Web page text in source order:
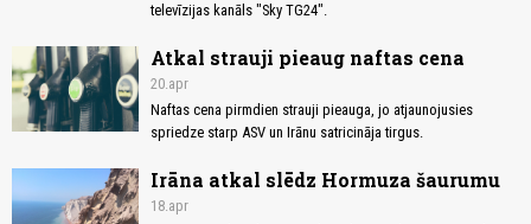
televīzijas kanāls "Sky TG24".
Atkal strauji pieaug naftas cena
20.apr
Naftas cena pirmdien strauji pieauga, jo atjaunojusies
spriedze starp ASV un Irānu satricināja tirgus.
Irāna atkal slēdz Hormuza šaurumu
18.apr